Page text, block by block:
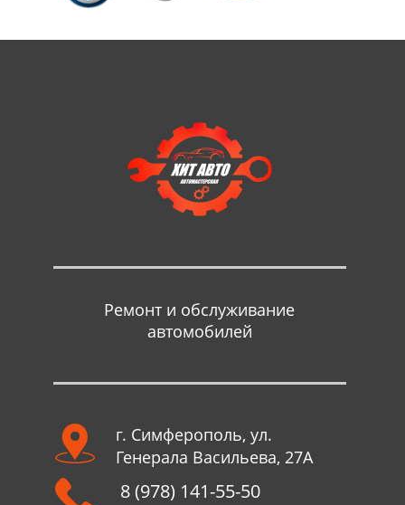
Ремонт и обслуживание
автомобилей
г. Симферополь, ул.
Генерала Васильева, 27А
8 (978) 141-55-50